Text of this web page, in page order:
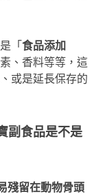
「 食品添加
、香料等等，這
或是延長保存的
副食品是不是
殘留在動物骨頭